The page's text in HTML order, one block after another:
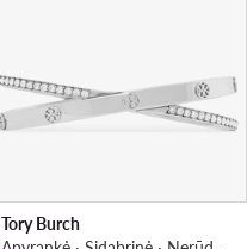
Tory Burch